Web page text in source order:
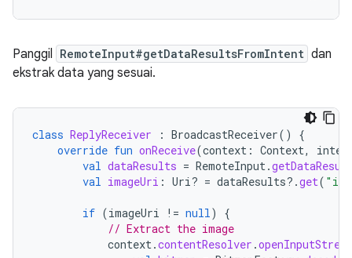
Panggil RemoteInput#getDataResultsFromIntent dan
ekstrak data yang sesuai.
class ReplyReceiver : BroadcastReceiver()
{
override fun onReceive(context : Context,
val dataResults = RemoteInput .
val imageUri : Uri? = dataResults?.get(
if (imageUri != null )
{
// Extract the image
context .contentResolver .